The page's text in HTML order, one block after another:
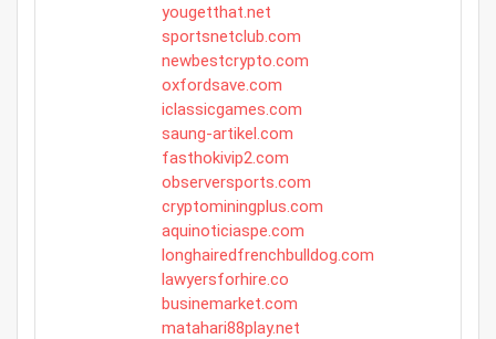
yougetthat.net
sportsnetclub.com
newbestcrypto.com
oxfordsave.com
iclassicgames.com
saung-artikel.com
fasthokivip2.com
observersports.com
cryptominingplus.com
aquinoticiaspe.com
longhairedfrenchbulldog.com
lawyersforhire.co
businemarket.com
matahari88play.net